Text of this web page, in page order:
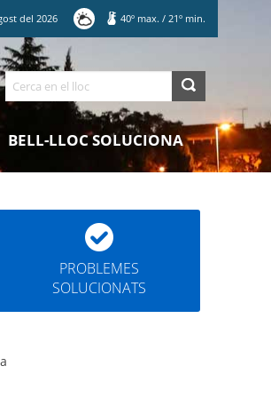
del2026 40º max. / 21º min.
Cerca
BELL-LLOC SOLUCIONA
PROBLEMES
SOLUCIONATS